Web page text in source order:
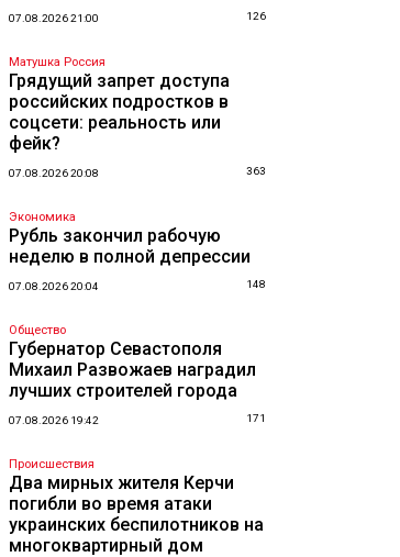
07.08.2026 21:00 126
Матушка Россия
Грядущий запрет доступа
российских подростков в
соцсети: реальность или
фейк?
07.08.2026 20:08 363
Экономика
Рубль закончил рабочую
неделю в полной депрессии
07.08.2026 20:04 148
Общество
Губернатор Севастополя
Михаил Развожаев наградил
лучших строителей города
07.08.2026 19:42 171
Происшествия
Два мирных жителя Керчи
погибли во время атаки
украинских беспилотников на
многоквартирный дом